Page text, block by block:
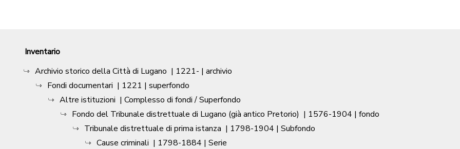
Inventario
Archivio storico della Città di Lugano | 1221- | archivio
Fondi documentari | 1221 | superfondo
Altre istituzioni | Complesso di fondi / Superfondo
Fondo del Tribunale distrettuale di Lugano (già antico Pretorio) | 1576-1904 | fondo
Tribunale distrettuale di prima istanza | 1798-1904 | Subfondo
Cause criminali | 1798-1884 | Serie